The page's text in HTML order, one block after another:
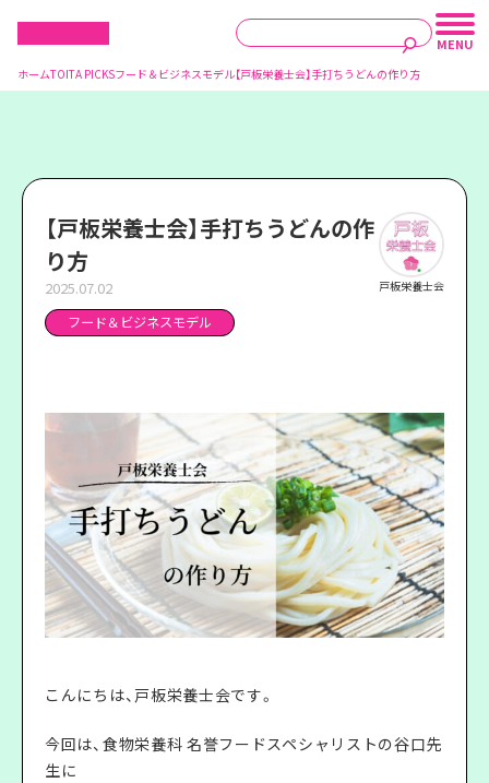
ホームTOITA PICKSフード＆ビジネスモデル【戸板栄養士会】手打ちうどんの作り方
【戸板栄養士会】手打ちうどんの作
り方
2025.07.02
フード＆ビジネスモデル
戸板栄養士会
こんにちは、戸板栄養士会です。
今回は、食物栄養科 名誉フードスペシャリストの谷口先
生に